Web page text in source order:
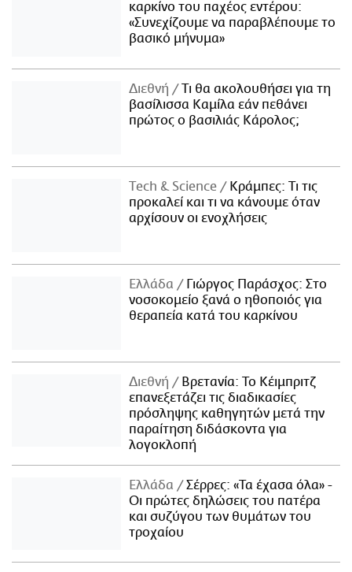
καρκίνο του παχέος εντέρου:
«Συνεχίζουμε να παραβλέπουμε το
βασικό μήνυμα»
Διεθνή
Τι θα ακολουθήσει για τη
βασίλισσα Καμίλα εάν πεθάνει
πρώτος ο βασιλιάς Κάρολος;
Τech & Science
Κράμπες: Τι τις
προκαλεί και τι να κάνουμε όταν
αρχίσουν οι ενοχλήσεις
Ελλάδα
Γιώργος Παράσχος: Στο
νοσοκομείο ξανά ο ηθοποιός για
θεραπεία κατά του καρκίνου
Διεθνή
Βρετανία: Το Κέιμπριτζ
επανεξετάζει τις διαδικασίες
πρόσληψης καθηγητών μετά την
παραίτηση διδάσκοντα για
λογοκλοπή
Ελλάδα
Σέρρες: «Τα έχασα όλα» -
Οι πρώτες δηλώσεις του πατέρα
και συζύγου των θυμάτων του
τροχαίου